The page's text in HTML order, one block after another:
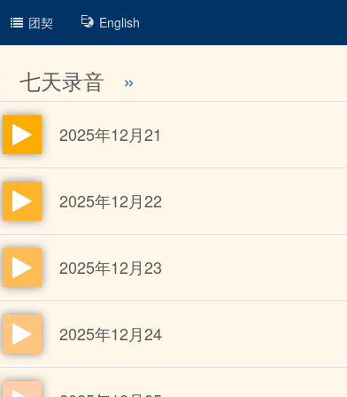
团契 English
七天录音 »
2025年12月21
2025年12月22
2025年12月23
2025年12月24